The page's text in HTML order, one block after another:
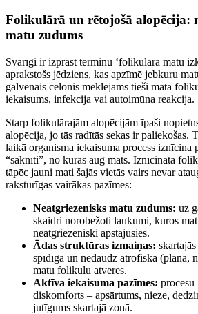
Folikulārā un rētojošā alopēcija:
matu zudums
Svarīgi ir izprast terminu ‘folikulārā matu
aprakstošs jēdziens, kas apzīmē jebkuru
galvenais cēlonis meklējams tieši mata
iekaisums, infekcija vai autoimūna reakcija.
Starp folikulārajām alopēcijām īpaši
alopēcija, jo tās radītās sekas ir paliekošas.
laikā organisma iekaisuma process iznīcina
“saknīti”, no kuras aug mats. Iznīcinātā
tāpēc jauni mati šajās vietās vairs nevar
raksturīgas vairākas pazīmes:
Neatgriezenisks matu zudums: uz
skaidri norobežoti laukumi, kuros
neatgriezeniski apstājusies.
Ādas struktūras izmaiņas:
spīdīga un nedaudz atrofiska (plāna,
matu folikulu atveres.
Aktīva iekaisuma pazīmes: procesu
diskomforts – apsārtums, nieze,
jutīgums skartajā zonā.